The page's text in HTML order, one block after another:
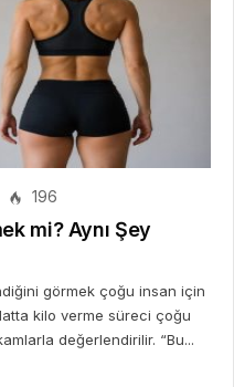
196
mi? Aynı Şey
görmek çoğu insan için
kilo verme süreci çoğu
değerlendirilir. “Bu...